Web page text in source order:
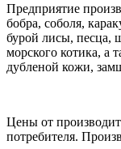
Предприятие
бобра, соболя,
бурой лисы, песца,
морского котика, а
дубленой кожи,
Цены от
потребителя.